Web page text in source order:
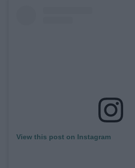
View this post on Instagram